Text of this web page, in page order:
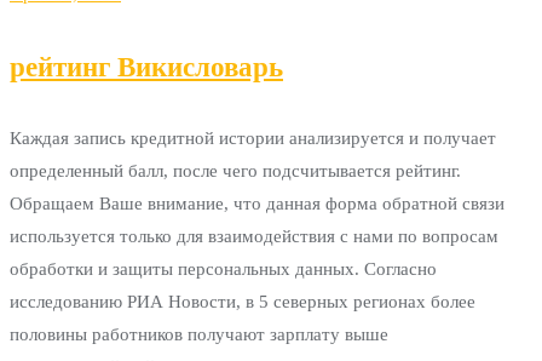
рейтинг Викисловарь
Каждая запись кредитной истории анализируется и получает
определенный балл, после чего подсчитывается рейтинг.
Обращаем Ваше внимание, что данная форма обратной связи
используется только для взаимодействия с нами по вопросам
обработки и защиты персональных данных. Согласно
исследованию РИА Новости, в 5 северных регионах более
половины работников получают зарплату выше